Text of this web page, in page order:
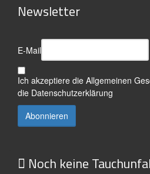
Newsletter
E-Mail
Ich akzeptiere die Allgemeinen
die Datenschutzerklärung
Noch keine